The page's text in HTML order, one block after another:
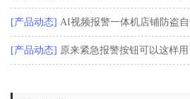
[产品动态] AI视频报警一体机店铺防盗自
[产品动态] 原来紧急报警按钮可以这样用